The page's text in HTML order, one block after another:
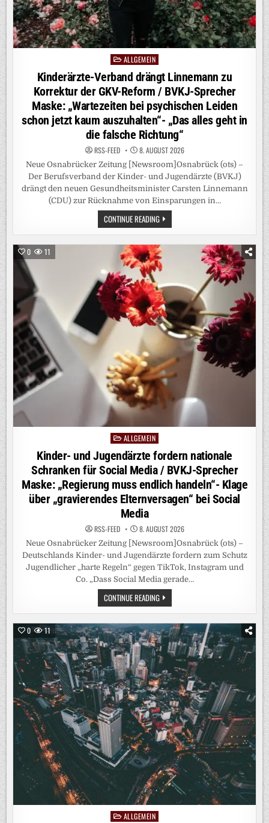
Posted
in
ALLGEMEIN
Kinderärzte-Verband drängt Linnemann zu
Korrektur der GKV-Reform / BVKJ-Sprecher
Maske: „Wartezeiten bei psychischen Leiden
schon jetzt kaum auszuhalten“- „Das alles geht in
die falsche Richtung“
RSS-FEED 8. AUGUST 2026
Neue Osnabrücker Zeitung [Newsroom]Osnabrück (ots) –
Der Berufsverband der Kinder- und Jugendärzte (BVKJ)
drängt den neuen Gesundheitsminister Carsten Linnemann
(CDU) zur Rücknahme von Einsparungen in…
CONTINUE READINGKINDERÄRZTE-
VERBAND
DRÄNGT
ZU
KORREKTUR
DER
GKV-
REFORM
/
BVKJ-
SPRECHER
MASKE:
„WARTEZEITEN
BEI
PSYCHISCHEN
SCHON
JETZT
KAUM
AUSZUHALTEN“-
„DAS
ALLES
GEHT
FALSCHE
RICHTUNG“
0 11
PostedALLGEMEIN
Kinder- und Jugendärzte fordern nationale
Schranken für Social Media / BVKJ-Sprecher
Maske: „Regierung muss endlich handeln“- Klage
über „gravierendes Elternversagen“ bei Social
Media
RSS-FEED 8. AUGUST 2026
Neue Osnabrücker Zeitung [Newsroom]Osnabrück (ots) –
Deutschlands Kinder- und Jugendärzte fordern zum Schutz
Jugendlicher „harte Regeln“ gegen TikTok, Instagram und
Co. „Dass Social Media gerade…
CONTINUE READINGKINDER-
UND
JUGENDÄRZTE
NATIONALE
SCHRANKEN
FÜR
SOCIAL
MEDIA
/
BVKJ-
SPRECHER
MASKE:
„REGIERUNG
MUSS
ENDLICH
HANDELN“-
KLAGE
ÜBER
„GRAVIERENDES
ELTERNVERSAGEN“
SOCIAL
MEDIA
0 11
PostedALLGEMEIN